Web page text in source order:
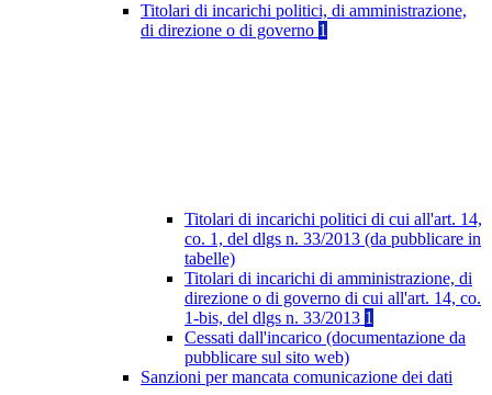
Titolari di incarichi politici, di amministrazione,
di direzione o di governo 1
Titolari di incarichi politici di cui all'art. 14,
co. 1, del dlgs n. 33/2013 (da pubblicare in
tabelle)
Titolari di incarichi di amministrazione, di
direzione o di governo di cui all'art. 14, co.
1-bis, del dlgs n. 33/2013 1
Cessati dall'incarico (documentazione da
pubblicare sul sito web)
Sanzioni per mancata comunicazione dei dati